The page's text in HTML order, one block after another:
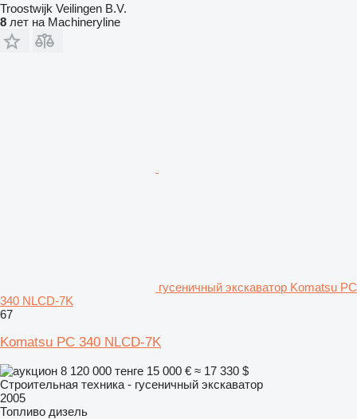
Troostwijk Veilingen B.V.
8 лет на Machineryline
гусеничный экскаватор Komatsu PC
340 NLCD-7K
67
Komatsu PC 340 NLCD-7K
8 120 000 тенге 15 000 € ≈ 17 330 $
Строительная техника - гусеничный экскаватор
2005
Топливо дизель